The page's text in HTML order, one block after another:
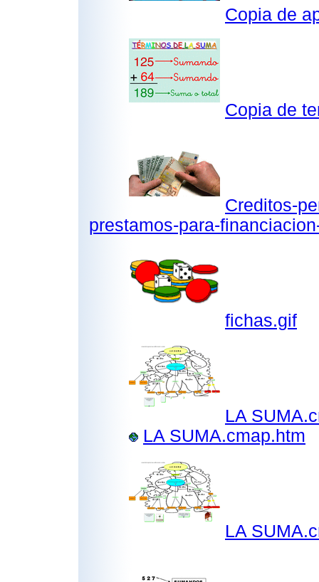
Copia de
Copia de
Creditos-
prestamos-para-
fichas.gif
LA
LA SUMA.cmap.htm
LA